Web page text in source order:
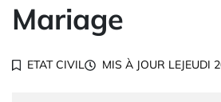
Mariage
ETAT CIVIL MIS À JOUR LEJEUDI